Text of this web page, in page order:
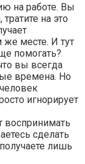
на работе. Вы
на это
месте. И тут
помогать?
вы всегда
времена. Но
игнорирует
воспринимать
сделать
лишь